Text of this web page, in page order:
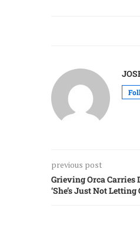
previous post
Grieving Orca Carries
‘She’s Just Not Letting